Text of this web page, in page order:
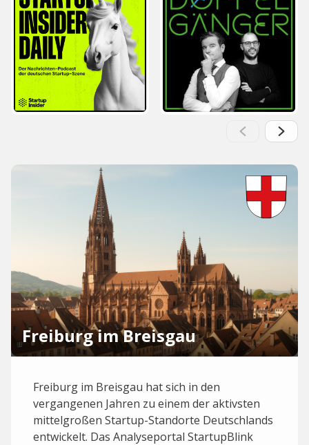
Freiburg im Breisgau
Freiburg im Breisgau hat sich in den
vergangenen Jahren zu einem der aktivsten
mittelgroßen Startup-Standorte Deutschlands
entwickelt. Das Analyseportal StartupBlink